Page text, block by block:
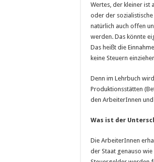
Wertes, der kleiner ist
oder der
natürlich auch offen
werden. Das könnte
Das heißt die
keine Steuern
Denn im Lehrbuch
Produktionsstätten
den ArbeiterInnen
Was ist der
Die ArbeiterInnen
der Staat genauso